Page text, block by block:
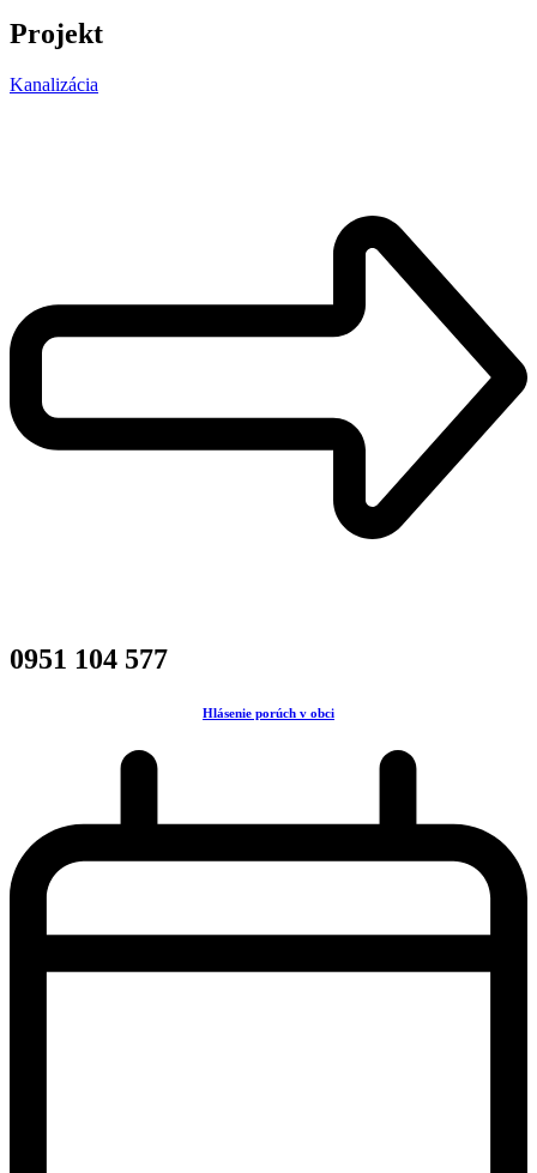
Projekt
Kanalizácia
0951 104 577
Hlásenie porúch v obci